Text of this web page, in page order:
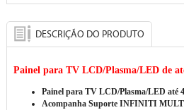
DESCRIÇÃO DO PRODUTO
Painel para TV LCD/Plasma/LED de
Painel para TV LCD/Plasma/LED até
Acompanha Suporte INFINITI